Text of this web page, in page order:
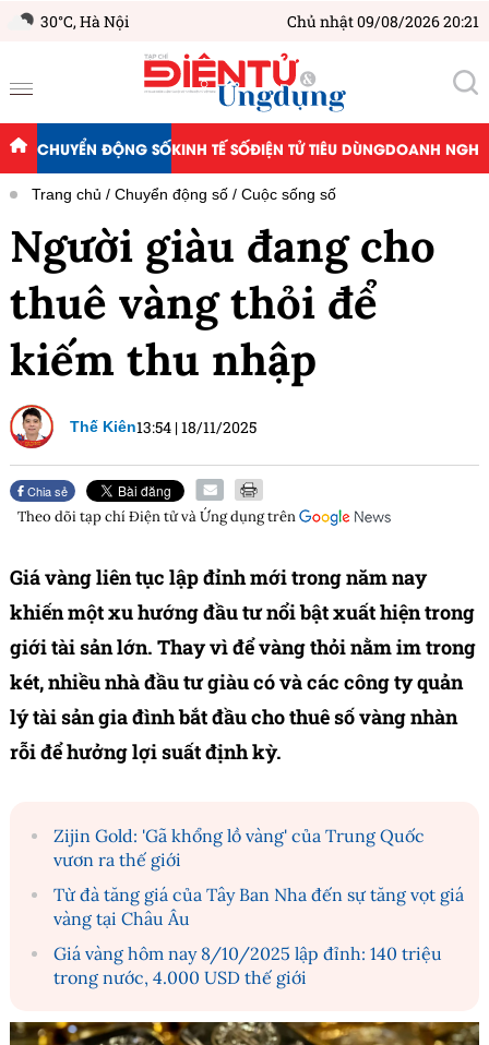
30°C,Hà Nội Chủ nhật 09/08/2026 20:21
CHUYỂN ĐỘNG SỐKINH TẾ SỐĐIỆN TỬ TIÊU DÙNGDOANH
Trang chủ Chuyển động số Cuộc sống số
Người giàu đang cho
thuê vàng thỏi để
kiếm thu nhập
Thế Kiên13:54 |18/11/2025
Chia sẻ
Theo dõi tạp chíĐiện tử và Ứng dụngtrên
Giá vàng liên tục lập đỉnh mới trong năm nay
khiến một xu hướng đầu tư nổi bật xuất hiện trong
giới tài sản lớn. Thay vì để vàng thỏi nằm im trong
két, nhiều nhà đầu tư giàu có và các công ty quản
lý tài sản gia đình bắt đầu cho thuê số vàng nhàn
rỗi để hưởng lợi suất định kỳ.
Zijin Gold: 'Gã khổng lồ vàng' của Trung Quốc
vươn ra thế giới
Từ đà tăng giá của Tây Ban Nha đến sự tăng vọt giá
vàng tại Châu Âu
Giá vàng hôm nay 8/10/2025 lập đỉnh: 140 triệu
trong nước, 4.000 USD thế giới